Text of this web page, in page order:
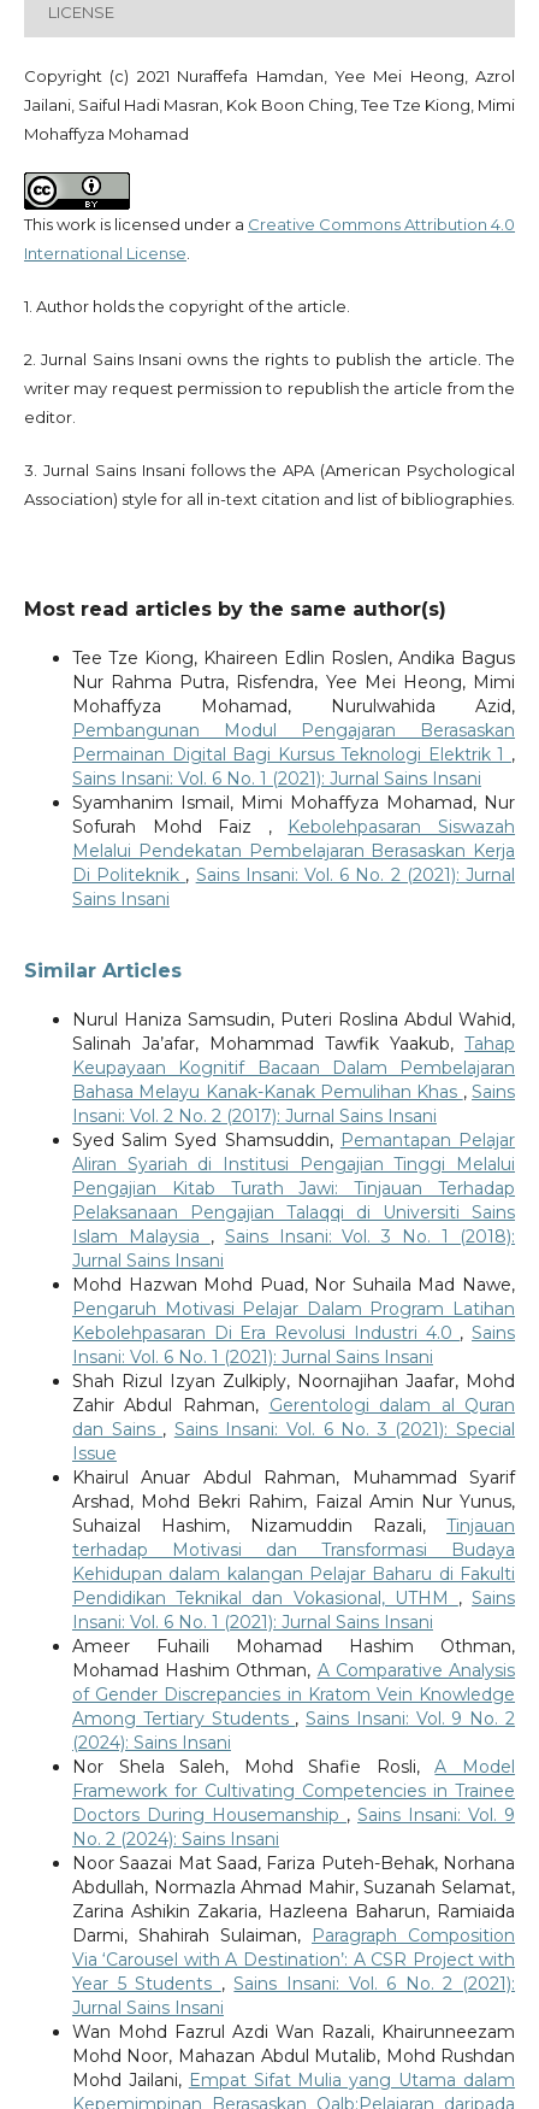
LICENSE
Copyright (c) 2021 Nuraffefa Hamdan, Yee Mei Heong, Azrol
Jailani, Saiful Hadi Masran, Kok Boon Ching, Tee Tze Kiong, Mimi
Mohaffyza Mohamad
This work is licensed under a Creative Commons Attribution 4.0
International License
1. Author holds the copyright of the article.
2. Jurnal Sains Insani owns the rights to publish the article. The
writer may request permission to republish the article from the
editor.
3. Jurnal Sains Insani follows the APA (American Psychological
Association) style for all in-text citation and list of bibliographies.
Most read articles by the same author(s)
Tee Tze Kiong, Khaireen Edlin Roslen, Andika Bagus
Nur Rahma Putra, Risfendra, Yee Mei Heong, Mimi
Mohaffyza Mohamad, Nurulwahida Azid,
Pembangunan Modul Pengajaran Berasaskan
Permainan Digital Bagi Kursus Teknologi Elektrik 1 ,
Sains Insani: Vol. 6 No. 1 (2021): Jurnal Sains Insani
Syamhanim Ismail, Mimi Mohaffyza Mohamad, Nur
Sofurah Mohd Faiz , Kebolehpasaran Siswazah
Melalui Pendekatan Pembelajaran Berasaskan Kerja
Di Politeknik , Sains Insani: Vol. 6 No. 2 (2021): Jurnal
Sains Insani
Similar Articles
Nurul Haniza Samsudin, Puteri Roslina Abdul Wahid,
Salinah Ja’afar, Mohammad Tawfik Yaakub,Tahap
Keupayaan Kognitif Bacaan Dalam Pembelajaran
Bahasa Melayu Kanak-Kanak Pemulihan Khas ,Sains
Insani: Vol. 2 No. 2 (2017): Jurnal Sains Insani
Syed Salim Syed Shamsuddin, Pemantapan Pelajar
Aliran Syariah di Institusi Pengajian Tinggi Melalui
Pengajian Kitab Turath Jawi: Tinjauan Terhadap
Pelaksanaan Pengajian Talaqqi di Universiti Sains
Islam Malaysia , Sains Insani: Vol. 3 No. 1 (2018):
Jurnal Sains Insani
Mohd Hazwan Mohd Puad, Nor Suhaila Mad Nawe,
Pengaruh Motivasi Pelajar Dalam Program Latihan
Kebolehpasaran Di Era Revolusi Industri 4.0 ,Sains
Insani: Vol. 6 No. 1 (2021): Jurnal Sains Insani
Shah Rizul Izyan Zulkiply, Noornajihan Jaafar, Mohd
Zahir Abdul Rahman, Gerentologi dalam al Quran
dan Sains , Sains Insani: Vol. 6 No. 3 (2021): Special
Issue
Khairul Anuar Abdul Rahman, Muhammad Syarif
Arshad, Mohd Bekri Rahim, Faizal Amin Nur Yunus,
Suhaizal Hashim, Nizamuddin Razali,Tinjauan
terhadap Motivasi dan Transformasi Budaya
Kehidupan dalam kalangan Pelajar Baharu di Fakulti
Pendidikan Teknikal dan Vokasional, UTHM ,Sains
Insani: Vol. 6 No. 1 (2021): Jurnal Sains Insani
Ameer Fuhaili Mohamad Hashim Othman,
Mohamad Hashim Othman, A Comparative Analysis
of Gender Discrepancies in Kratom Vein Knowledge
Among Tertiary Students ,Sains Insani: Vol. 9 No. 2
(2024): Sains Insani
Nor Shela Saleh, Mohd Shafie Rosli,A Model
Framework for Cultivating Competencies in Trainee
Doctors During Housemanship ,Sains Insani: Vol. 9
No. 2 (2024): Sains Insani
Noor Saazai Mat Saad, Fariza Puteh-Behak, Norhana
Abdullah, Normazla Ahmad Mahir, Suzanah Selamat,
Zarina Ashikin Zakaria, Hazleena Baharun, Ramiaida
Darmi, Shahirah Sulaiman,
Paragraph Composition
Via ‘Carousel with A Destination’: A CSR Project with
Year 5 Students ,Sains Insani: Vol. 6 No. 2 (2021):
Jurnal Sains Insani
Wan Mohd Fazrul Azdi Wan Razali, Khairunneezam
Mohd Noor, Mahazan Abdul Mutalib, Mohd Rushdan
Mohd Jailani, Empat Sifat Mulia yang Utama dalam
Kepemimpinan Berasaskan Qalb:Pelajaran daripada